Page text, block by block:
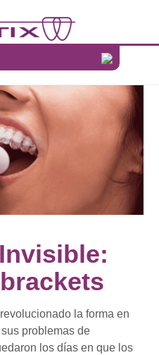
la forma en
problemas de
los días en que los